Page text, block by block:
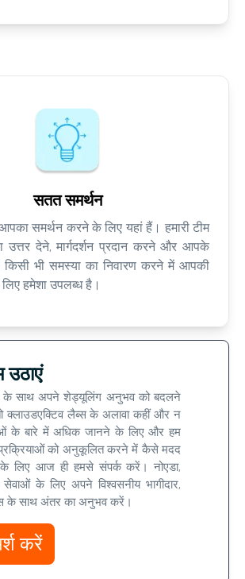
सतत समर्थन
समर्थन करने के लिए यहां हैं। हमारी टीम
देने, मार्गदर्शन प्रदान करने और आपके
भी समस्या का निवारण करने में आपकी
हमेशा उपलब्ध है।
साथ अपने शेड्यूलिंग अनुभव को बदलने
क्लाउडएक्टिव लैब्स के अलावा कहीं और न
के बारे में अधिक जानने के लिए और हम
को अनुकूलित करने में कैसे मदद
लिए आज ही हमसे संपर्क करें। नोएडा,
के लिए अपने विश्वसनीय भागीदार,
के साथ अंतर का अनुभव करें।
करें